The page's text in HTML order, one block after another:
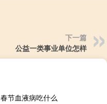
下一篇
公益一类事业单位怎样
春节血液病吃什么